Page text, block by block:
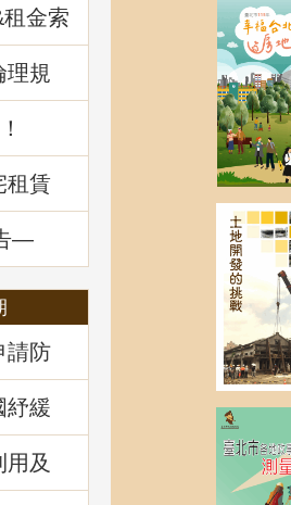
金索
理規
租賃
—
開不
請防
紓緩
前景
用及